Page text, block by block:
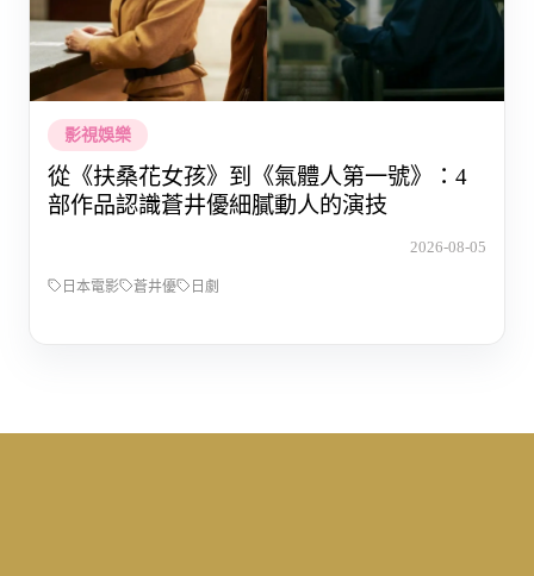
影視娛樂
從《扶桑花女孩》到《氣體人第一號》：4
部作品認識蒼井優細膩動人的演技
2026-08-05
日本電影 蒼井優 日劇